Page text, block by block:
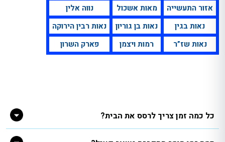
אזור התעשייה מאות אשכול
נווה אלין
נאות בגין
נאות בן גוריון
נאות רבין הירוקה
נאות שז”ר
רמות ויצמן פארק השרון
כל כמה זמן צריך לרסס את הבית?